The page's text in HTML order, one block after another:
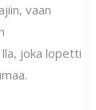
vaan
lla, joka lopetti